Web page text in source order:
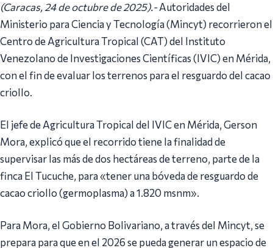
(Caracas, 24 de octubre de 2025).-Autoridades del
Ministerio para Ciencia y Tecnología (Mincyt) recorrieron el
Centro de Agricultura Tropical (CAT) del Instituto
Venezolano de Investigaciones Científicas (IVIC) en Mérida,
con el fin de evaluar los terrenos para el resguardo del cacao
criollo.
El jefe de Agricultura Tropical del IVIC en Mérida, Gerson
Mora, explicó que el recorrido tiene la finalidad de
supervisar las más de dos hectáreas de terreno, parte de la
finca El Tucuche, para «tener una bóveda de resguardo de
cacao criollo (germoplasma) a 1.820 msnm».
Para Mora, el Gobierno Bolivariano, a través del Mincyt, se
prepara para que en el 2026 se pueda generar un espacio de